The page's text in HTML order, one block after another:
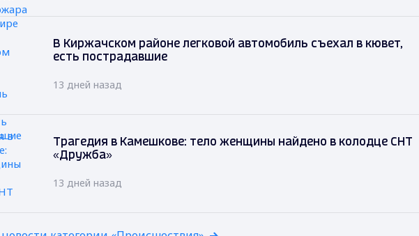
В Киржачском районе легковой автомобиль съехал в кювет,
есть пострадавшие
13 дней назад
Трагедия в Камешкове: тело женщины найдено в колодце СНТ
«Дружба»
13 дней назад